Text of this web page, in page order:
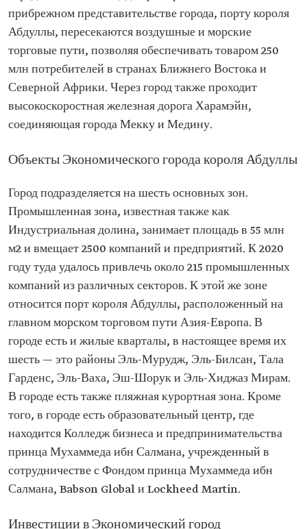
прибрежном представительстве города, порту короля
Абдуллы, пересекаются воздушные и морские
торговые пути, позволяя обеспечивать товаром 250
млн потребителей в странах Ближнего Востока и
Северной Африки. Через город также проходит
высокоскоростная железная дорога Харамэйн,
соединяющая города Мекку и Медину.
Объекты Экономического города короля Абдуллы
Город подразделяется на шесть основных зон.
Промышленная зона, известная также как
Индустриальная долина, занимает площадь в 55 млн
м2 и вмещает 2500 компаний и предприятий. К 2020
году туда удалось привлечь около 215 промышленных
компаний из различных секторов. К этой же зоне
относится порт короля Абдуллы, расположенный на
главном морском торговом пути Азия-Европа. В
городе есть и жилые кварталы, в настоящее время их
шесть — это районы Эль-Мурудж, Эль-Билсан, Тала
Гарденс, Эль-Ваха, Эш-Шорук и Эль-Хиджаз Мирам.
В городе есть также пляжная курортная зона. Кроме
того, в городе есть образовательный центр, где
находится Колледж бизнеса и предпринимательства
принца Мухаммеда ибн Салмана, учрежденный в
сотрудничестве с Фондом принца Мухаммеда ибн
Салмана, Babson Global и Lockheed Martin.
Инвестиции в Экономический город